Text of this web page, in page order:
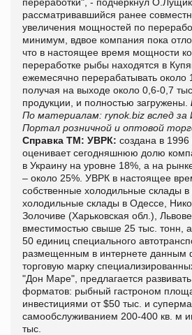
рассматривавшийся ранее
увеличения мощностей по
минимум, вдвое компания пока
что в настоящее время мощности
переработке рыбы находятся в
ежемесячно перерабатывать около
получая на выходе около 0,6-0,7
продукции, и полностью загружены.
По материалам: rynok.biz вслед
Портал розничной и оптовой
Справка ТМ: УВРК: создана в
оценивает сегодняшнюю долю
в Украину на уровне 18%, а на
– около 25%. УВРК в настоящее
собственные холодильные склады в
холодильные склады в Одессе,
Золочиве (Харьковская обл.),
вместимостью свыше 25 тыс. тонн,
50 единиц специального
размещенным в интернете
торговую марку
"Дон Маре", предлагается
форматов: рыбный гастроном
инвестициями от $50 тыс. и
самообслуживанием 200-400 кв. м
тыс.